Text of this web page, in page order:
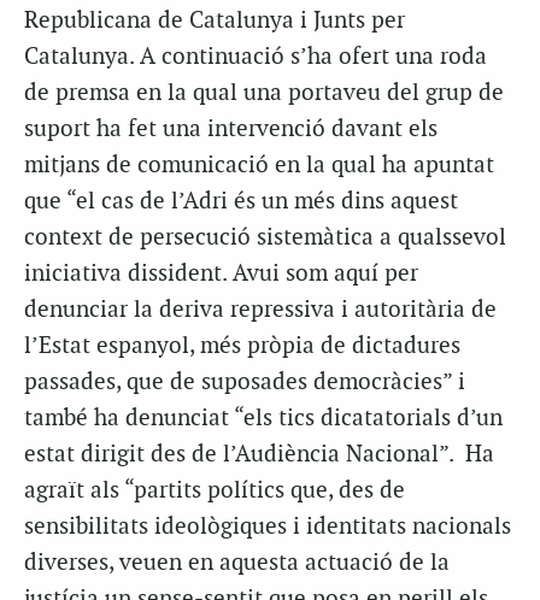
Republicana de Catalunya i Junts per
Catalunya. A continuació s’ha ofert una roda
de premsa en la qual una portaveu del grup de
suport ha fet una intervenció davant els
mitjans de comunicació en la qual ha apuntat
que “el cas de l’Adri és un més dins aquest
context de persecució sistemàtica a qualssevol
iniciativa dissident. Avui som aquí per
denunciar la deriva repressiva i autoritària de
l’Estat espanyol, més pròpia de dictadures
passades, que de suposades democràcies” i
també ha denunciat “els tics dicatatorials d’un
estat dirigit des de l’Audiència Nacional”. Ha
agraït als “partits polítics que, des de
sensibilitats ideològiques i identitats nacionals
diverses, veuen en aquesta actuació de la